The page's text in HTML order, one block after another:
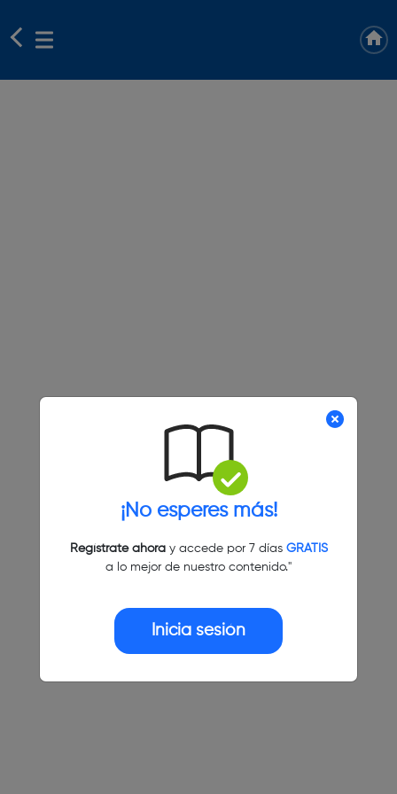
¡No esperes más!
Regístrate ahoray accede por 7 días GRATIS
a lo mejor de nuestro contenido."
Inicia sesión